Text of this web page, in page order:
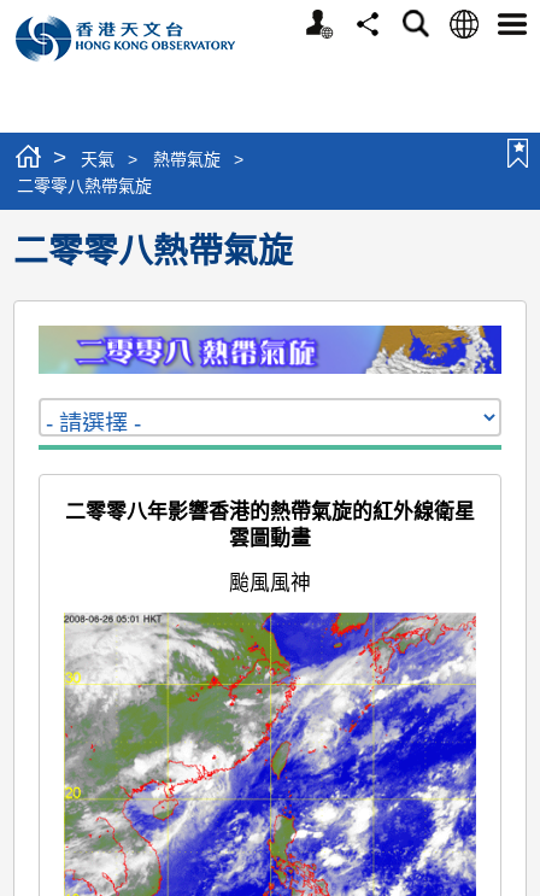
個
分
搜
語
選
> 天氣 > 熱帶氣旋
>
二零零八熱帶氣旋
二零零八熱帶氣旋
二零零八年影響香港的熱帶氣旋的紅外線衛星
雲圖動畫
颱風風神